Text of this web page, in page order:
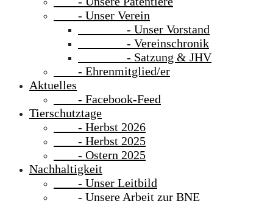
- Unser Verein
- Unser Vorstand
- Vereinschronik
- Satzung & JHV
- Ehrenmitglied/er
Aktuelles
- Facebook-Feed
Tierschutztage
- Herbst 2026
- Herbst 2025
- Ostern 2025
Nachhaltigkeit
- Unser Leitbild
- Unsere Arbeit zur BNE